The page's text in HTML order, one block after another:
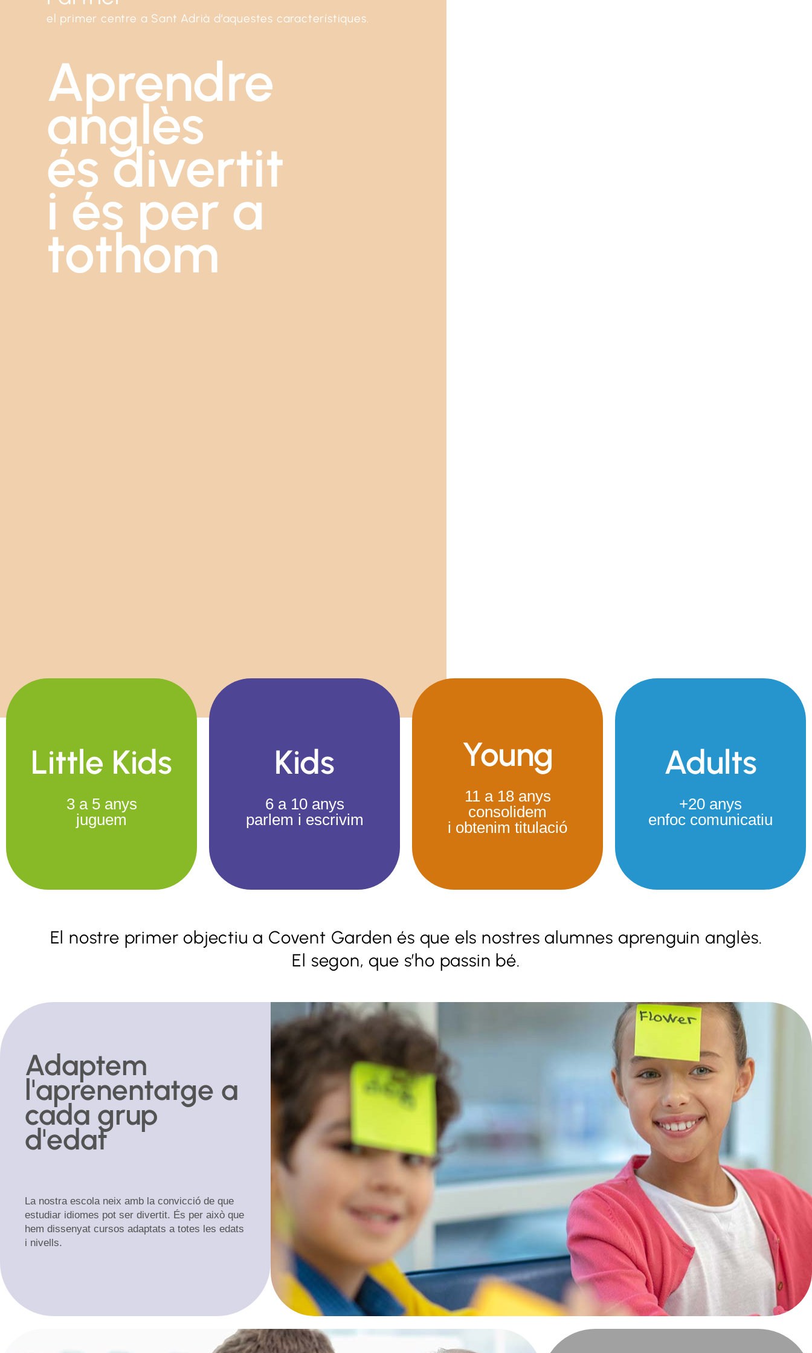
el primer centre a Sant Adrià d’aquestes característiques.
Aprendre
anglès
és divertit
i és per a
tothom
Little Kids
3 a 5 anys
juguem
Juguem
Kids
6 a 10 anys
parlem i escrivim
Iniciem
llengua vehicular és l'anglès.
Juguem, parlem i escrivim.
Més info
Young
11 a 18 anys
consolidem
i obtenim titulació
Preparem
Adults
+20 anys
enfoc comunicatiu
Parlem
en activitats orals i de
comprensió auditiva
Més info
El nostre primer objectiu a Covent Garden és que els nostres alumnes aprenguin anglès.
El segon, que s’ho passin bé.
Adaptem
l'aprenentatge a
cada grup
d'edat
La nostra escola neix amb la convicció de que
estudiar idiomes pot ser divertit. És per això que
hem dissenyat cursos adaptats a totes les edats
i nivells.